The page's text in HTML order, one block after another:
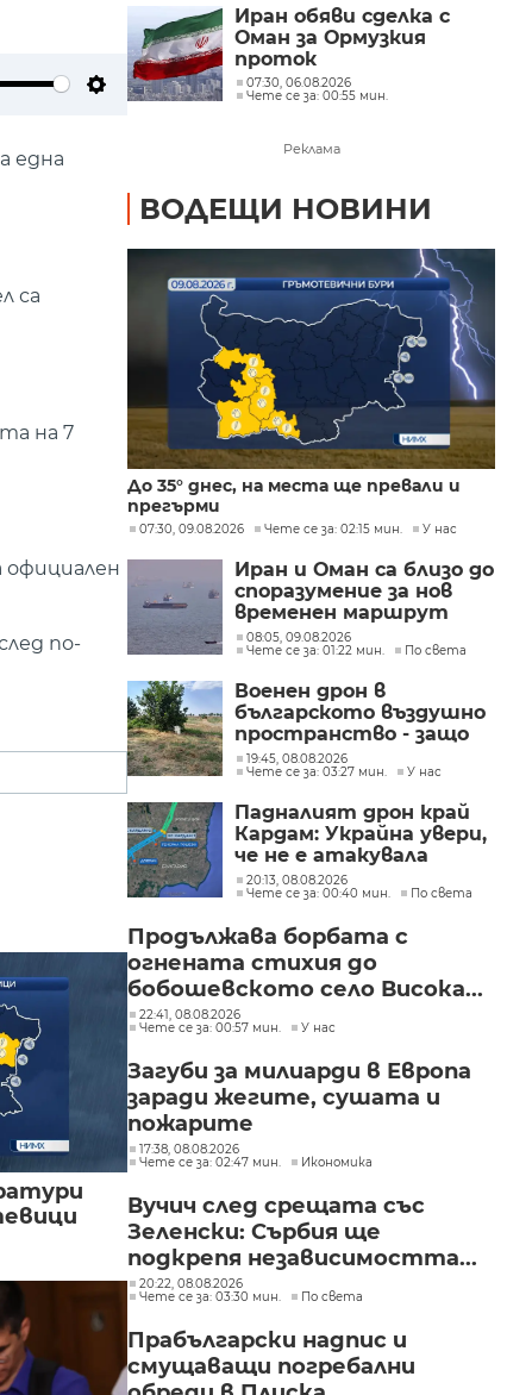
Settings
една
са
на 7
по-
Иран обяви сделка с
Оман за Ормузкия
проток
07:30, 06.08.2026
Чете се за: 00:55 мин.
Реклама
ВОДЕЩИ НОВИНИ
До 35° днес, на места ще превали и
прегърми
07:30, 09.08.2026 Чете се за: 02:15 мин. У нас
Иран и Оман са близо до
споразумение за нов
временен маршрут
през Ормузкия проток
08:05, 09.08.2026
Чете се за: 01:22 мин.
По света
Военен дрон в
българското въздушно
пространство - защо
не е бил засечен нито в
България, нито в
19:45, 08.08.2026
Чете се за: 03:27 мин.
У нас
Падналият дрон край
Кардам: Украйна увери,
че не е атакувала
умишлено България и
обеща разследване
20:13, 08.08.2026
Чете се за: 00:40 мин.
По света
Продължава борбата с
огнената стихия до
бобошевското село Висока...
22:41, 08.08.2026
Чете се за: 00:57 мин.
У нас
Загуби за милиарди в Европа
заради жегите, сушата и
пожарите
17:38, 08.08.2026
Чете се за: 02:47 мин.
Икономика
Вучич след срещата със
Зеленски: Сърбия ще
подкрепя независимостта...
20:22, 08.08.2026
Чете се за: 03:30 мин.
По света
Прабългарски надпис и
смущаващи погребални